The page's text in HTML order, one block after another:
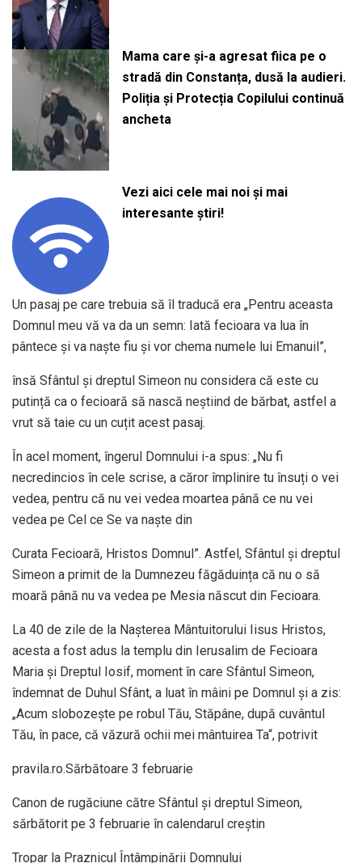
Mama care și-a agresat fiica pe o
stradă din Constanța, dusă la audieri.
Poliția și Protecția Copilului continuă
ancheta
Vezi aici cele mai noi și mai
interesante știri!
Un pasaj pe care trebuia să îl traducă era „Pentru aceasta
Domnul meu vă va da un semn: Iată fecioara va lua în
pântece și va naște fiu și vor chema numele lui Emanuil”,
însă Sfântul și dreptul Simeon nu considera că este cu
putință ca o fecioară să nască neștiind de bărbat, astfel a
vrut să taie cu un cuțit acest pasaj.
În acel moment, îngerul Domnului i-a spus: „Nu fi
necredincios în cele scrise, a căror împlinire tu însuți o vei
vedea, pentru că nu vei vedea moartea până ce nu vei
vedea pe Cel ce Se va naște din
Curata Fecioară, Hristos Domnul”. Astfel, Sfântul și dreptul
Simeon a primit de la Dumnezeu făgăduința că nu o să
moară până nu va vedea pe Mesia născut din Fecioara.
La 40 de zile de la Nașterea Mântuitorului Iisus Hristos,
acesta a fost adus la templu din Ierusalim de Fecioara
Maria și Dreptul Iosif, moment în care Sfântul Simeon,
îndemnat de Duhul Sfânt, a luat în mâini pe Domnul și a zis:
„Acum slobozește pe robul Tău, Stăpâne, după cuvântul
Tău, în pace, că văzură ochii mei mântuirea Ta“, potrivit
pravila.ro.Sărbătoare 3 februarie
Canon de rugăciune către Sfântul și dreptul Simeon,
sărbătorit pe 3 februarie în calendarul creștin
Tropar la Praznicul Întâmpinării Domnului